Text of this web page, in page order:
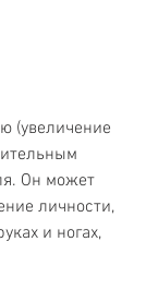
Он может
личности,
и ногах,